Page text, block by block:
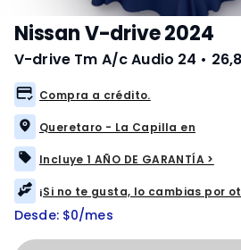
Nissan V-drive 2024
V-drive Tm A/c Audio 24 •
Compra a crédito.
Queretaro - La Capilla en
Incluye 1 AÑO DE GARANTÍA >
¡Si no te gusta, lo cambias por
Desde: $0/mes